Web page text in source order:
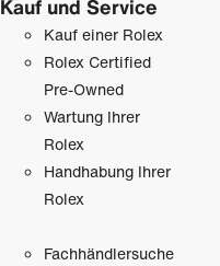
Kauf und Service
Kauf einer Rolex
Rolex Certified
Pre-Owned
Wartung Ihrer
Rolex
Handhabung Ihrer
Rolex
Fachhändlersuche